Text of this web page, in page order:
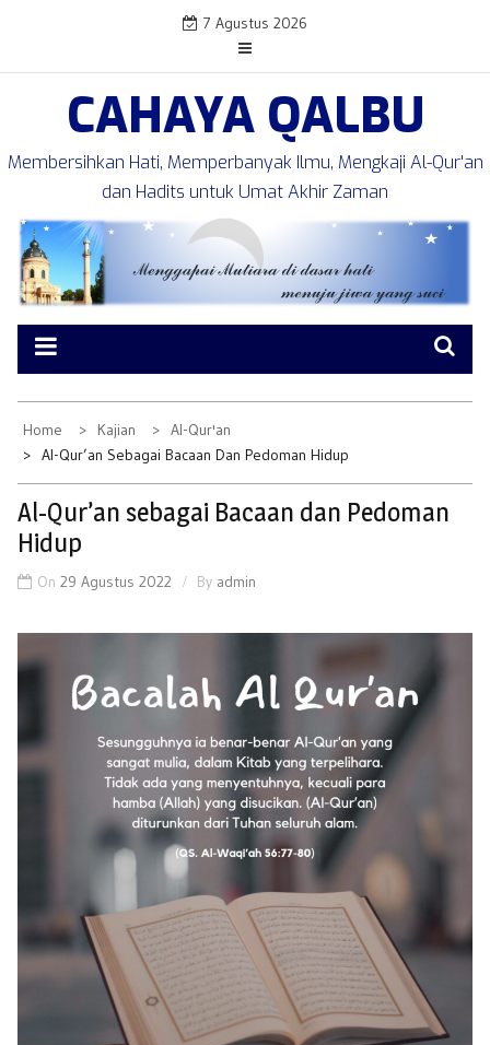
content
7 Agustus 2026
CAHAYA QALBU
Membersihkan Hati, Memperbanyak Ilmu, Mengkaji Al-Qur'an
dan Hadits untuk Umat Akhir Zaman
Home Kajian
Al-Qur'an
Al-Qur’an Sebagai Bacaan Dan Pedoman Hidup
Al-Qur’an sebagai Bacaan dan Pedoman
Hidup
On 29 Agustus 2022 By admin